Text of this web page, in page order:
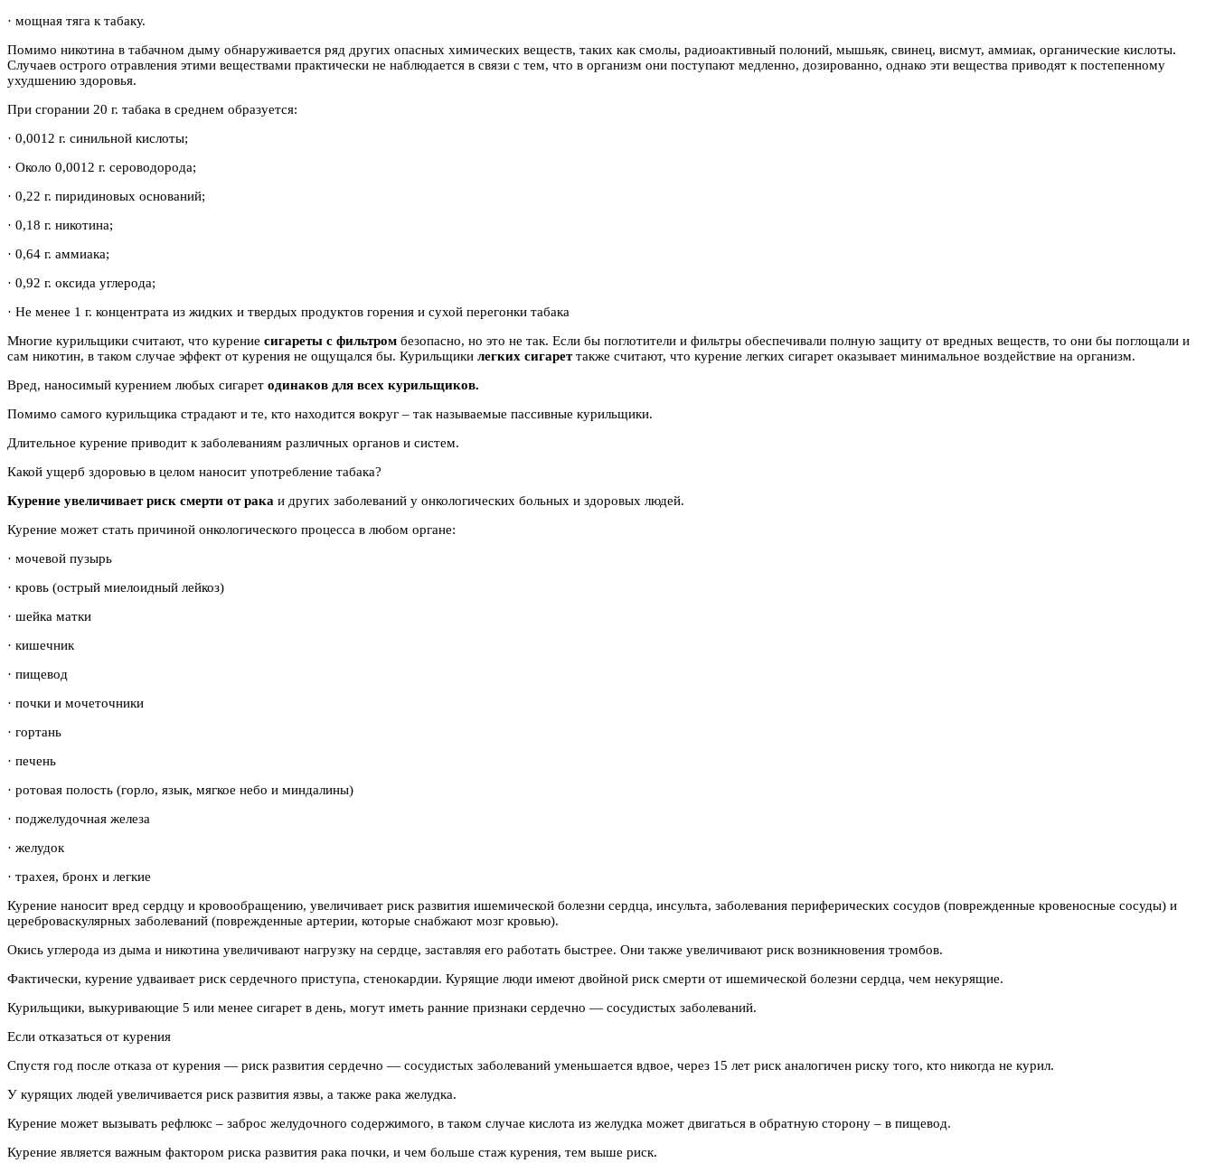
· мощная тяга к табаку.
Помимо никотина в табачном дыму обнаруживается ряд других опасных химических веществ, таких как смолы, радиоактивный полоний, мышьяк, свинец, висмут, аммиак, органические кислоты.
Случаев острого отравления этими веществами практически не наблюдается в связи с тем, что в организм они поступают медленно, дозированно, однако эти вещества приводят к постепенному
ухудшению здоровья.
При сгорании 20 г. табака в среднем образуется:
· 0,0012 г. синильной кислоты;
· Около 0,0012 г. сероводорода;
· 0,22 г. пиридиновых оснований;
· 0,18 г. никотина;
· 0,64 г. аммиака;
· 0,92 г. оксида углерода;
· Не менее 1 г. концентрата из жидких и твердых продуктов горения и сухой перегонки табака
Многие курильщики считают, что курение сигареты с фильтром безопасно, но это не так. Если бы поглотители и фильтры обеспечивали полную защиту от вредных веществ, то они бы поглощали и
сам никотин, в таком случае эффект от курения не ощущался бы. Курильщики легких сигареттакже считают, что курение легких сигарет оказывает минимальное воздействие на организм.
Вред, наносимый курением любых сигарет одинаков для всех курильщиков.
Помимо самого курильщика страдают и те, кто находится вокруг – так называемые пассивные курильщики.
Длительное курение приводит к заболеваниям различных органов и систем.
Какой ущерб здоровью в целом наносит употребление табака?
Курение увеличивает риск смерти от рака и других заболеваний у онкологических больных и здоровых людей.
Курение может стать причиной онкологического процесса в любом органе:
· мочевой пузырь
· кровь (острый миелоидный лейкоз)
· шейка матки
· кишечник
· пищевод
· почки и мочеточники
· гортань
· печень
· ротовая полость (горло, язык, мягкое небо и миндалины)
· поджелудочная железа
· желудок
· трахея, бронх и легкие
Курение наносит вред сердцу и кровообращению, увеличивает риск развития ишемической болезни сердца, инсульта, заболевания периферических сосудов (поврежденные кровеносные сосуды) и
цереброваскулярных заболеваний (поврежденные артерии, которые снабжают мозг кровью).
Окись углерода из дыма и никотина увеличивают нагрузку на сердце, заставляя его работать быстрее. Они также увеличивают риск возникновения тромбов.
Фактически, курение удваивает риск сердечного приступа, стенокардии. Курящие люди имеют двойной риск смерти от ишемической болезни сердца, чем некурящие.
Курильщики, выкуривающие 5 или менее сигарет в день, могут иметь ранние признаки сердечно — сосудистых заболеваний.
Если отказаться от курения
Спустя год после отказа от курения — риск развития сердечно — сосудистых заболеваний уменьшается вдвое, через 15 лет риск аналогичен риску того, кто никогда не курил.
У курящих людей увеличивается риск развития язвы, а также рака желудка.
Курение может вызывать рефлюкс – заброс желудочного содержимого, в таком случае кислота из желудка может двигаться в обратную сторону – в пищевод.
Курение является важным фактором риска развития рака почки, и чем больше стаж курения, тем выше риск.